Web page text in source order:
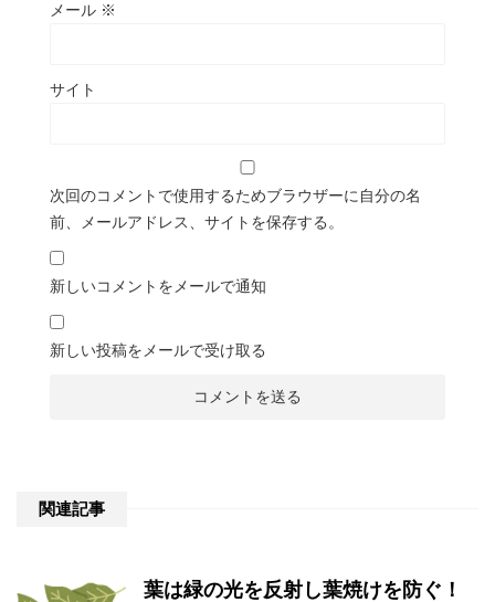
メール ※
サイト
次回のコメントで使用するためブラウザーに自分の名
前、メールアドレス、サイトを保存する。
新しいコメントをメールで通知
新しい投稿をメールで受け取る
関連記事
葉は緑の光を反射し葉焼けを防ぐ！